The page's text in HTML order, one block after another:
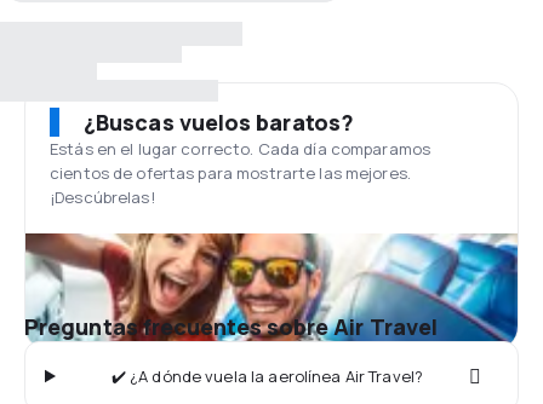
¿Buscas vuelos baratos?
Estás en el lugar correcto. Cada día comparamos
cientos de ofertas para mostrarte las mejores.
¡Descúbrelas!
Preguntas frecuentes sobre Air Travel
✔️ ¿A dónde vuela la aerolínea Air Travel?